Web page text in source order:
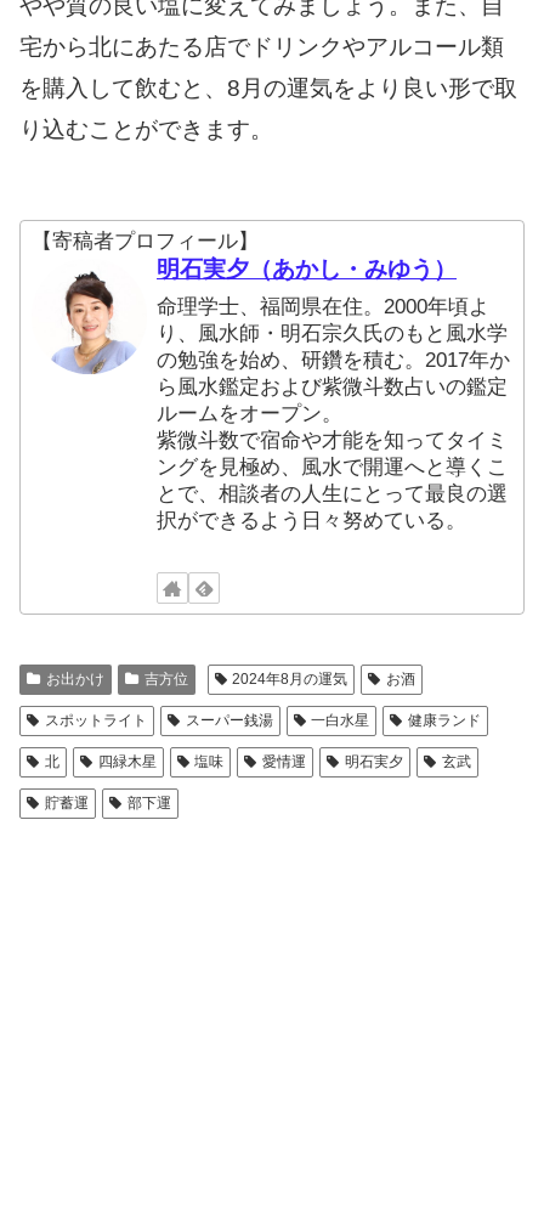
宅から北にあたる店でドリンクやアルコール類
を購入して飲むと、8月の運気をより良い形で取
り込むことができます。
【寄稿者プロフィール】
明石実夕（あかし・みゆう）
命理学士、福岡県在住。2000年頃よ
り、風水師・明石宗久氏のもと風水学
の勉強を始め、研鑽を積む。2017年か
ら風水鑑定および紫微斗数占いの鑑定
ルームをオープン。
紫微斗数で宿命や才能を知ってタイミ
ングを見極め、風水で開運へと導くこ
とで、相談者の人生にとって最良の選
択ができるよう日々努めている。
お出かけ 吉方位 2024年8月の運気 お酒
スポットライト スーパー銭湯 一白水星 健康ランド
北 四緑木星 塩味 愛情運 明石実夕 玄武
貯蓄運 部下運